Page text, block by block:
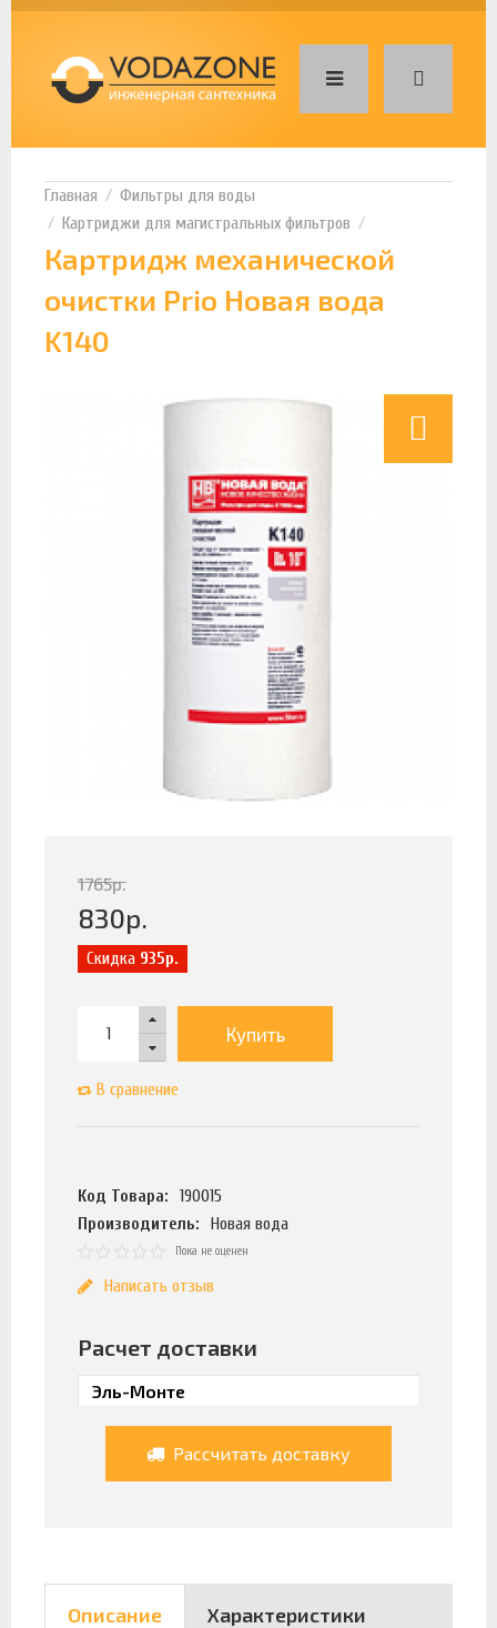
Фильтры для воды
Картриджи для магистральных фильтров
Картридж механической
очистки Prio Новая вода
K140
1765р.
830р.
Скидка 935р.
Купить
В сравнение
Код Товара:
190015
Производитель:
Новая вода
Пока не оценен
Написать отзыв
Расчет доставки
Рассчитать доставку
Описание Характеристики